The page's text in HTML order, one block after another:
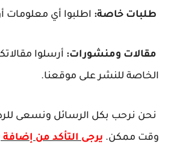
طلبات خاصة: اطلبوا أي معلومات
مقالات ومنشورات: أرسلوا
الخاصة للنشر على موقعنا.
نحن نرحب بكل الرسائل ونسعى
وقت ممكن. يرجى التأكد من إضافة